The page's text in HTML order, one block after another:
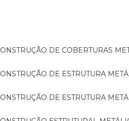
CONSTRUÇÃO DE COBERTURAS
CONSTRUÇÃO DE ESTRUTURA
CONSTRUÇÃO DE ESTRUTURA